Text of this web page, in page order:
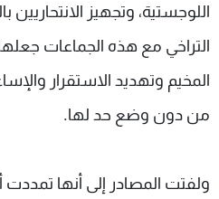
اللوجستية، وتجهيز الانتحاريين
التراخي مع هذه الجماعات
المخيم وتهديد الاستقرار
من دون وضع حد لها.
ولفتت المصادر إلى أنها